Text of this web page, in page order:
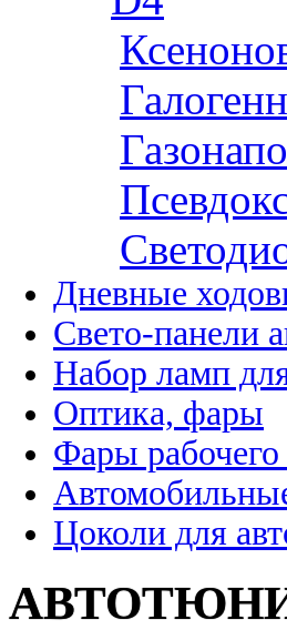
Дневные
Свето-панели
Набор ламп
Оптика, фары
Фары рабочего
Цоколи для